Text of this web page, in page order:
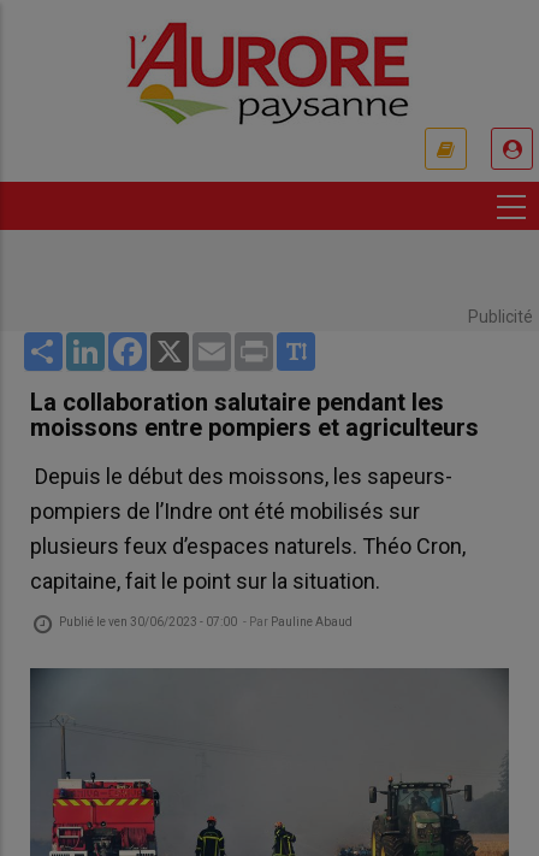
Publicité
Share LinkedInFacebook
X Email Print
La collaboration salutaire pendant les
moissons entre pompiers et agriculteurs
Depuis le début des moissons, les sapeurs-
pompiers de l’Indre ont été mobilisés sur
plusieurs feux d’espaces naturels. Théo Cron,
capitaine, fait le point sur la situation.
Publié leven 30/06/2023 - 07:00 - Par Pauline Abaud